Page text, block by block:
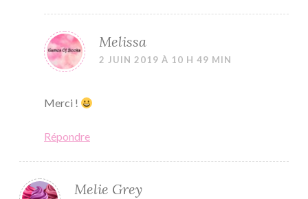
Melissa
2 JUIN 2019 À 10 H 49 MIN
Merci !
Répondre
Melie Grey